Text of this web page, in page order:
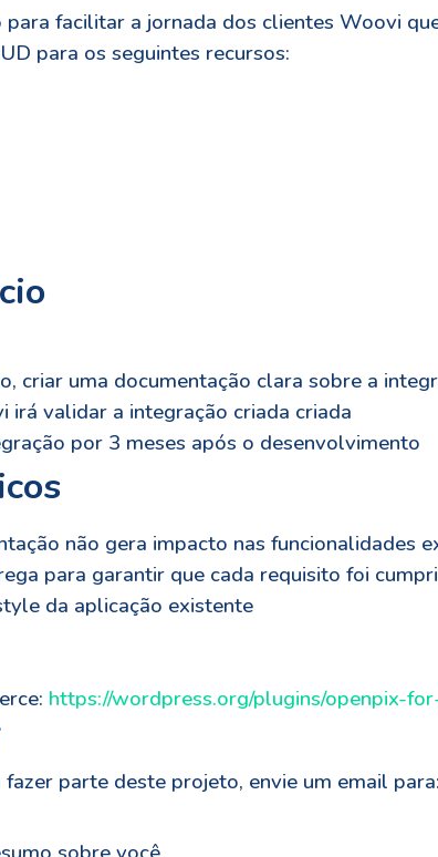
facilitar a jornada dos clientes Woovi
para os seguintes recursos:
criar uma documentação clara sobre a
irá validar a integração criada criada
por 3 meses após o desenvolvimento
não gera impacto nas funcionalidades
para garantir que cada requisito foi
da aplicação existente
https://wordpress.org/plugins/openpix-
parte deste projeto, envie um email para: